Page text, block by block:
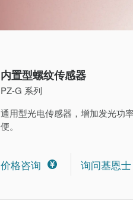
内置型螺纹传感器
PZ-G 系列
通用型光电传感器，增加发光功
便。
价格咨询 询问基恩士